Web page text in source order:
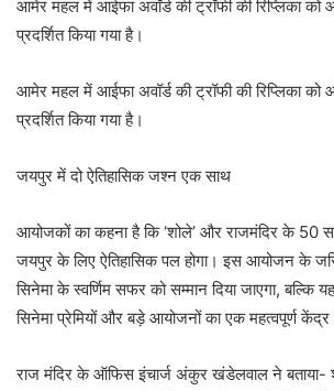
आमेर महल में आईफा अवॉर्ड की ट्रॉफी की रिप्लिका को
प्रदर्शित किया गया है।
आमेर महल में आईफा अवॉर्ड की ट्रॉफी की रिप्लिका को
प्रदर्शित किया गया है।
जयपुर में दो ऐतिहासिक जश्न एक साथ
आयोजकों का कहना है कि ‘शोले’ और राजमंदिर के 50
जयपुर के लिए ऐतिहासिक पल होगा। इस आयोजन के
सिनेमा के स्वर्णिम सफर को सम्मान दिया जाएगा, बल्कि
सिनेमा प्रेमियों और बड़े आयोजनों का एक महत्वपूर्ण केंद्र
राज मंदिर के ऑफिस इंचार्ज अंकुर खंडेलवाल ने बताया-